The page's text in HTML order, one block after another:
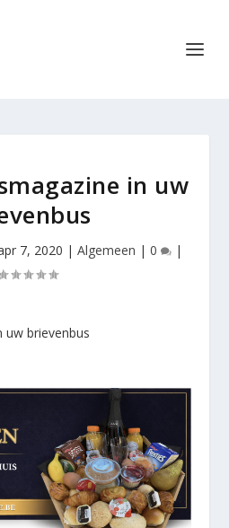
in uw
7, 2020 | Algemeen | 0 |